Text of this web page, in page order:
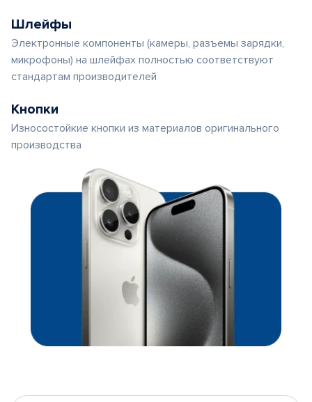
Шлейфы
Электронные компоненты (камеры, разъемы зарядки,
микрофоны) на шлейфах полностью соответствуют
стандартам производителей
Кнопки
Износостойкие кнопки из материалов оригинального
производства